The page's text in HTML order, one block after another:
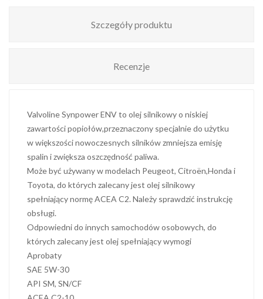
Szczegóły produktu
Recenzje
Valvoline Synpower ENV to olej silnikowy o niskiej
zawartości popiołów,przeznaczony specjalnie do użytku
w większości nowoczesnych silników zmniejsza emisję
spalin i zwiększa oszczędność paliwa.
Może być używany w modelach Peugeot, Citroën,Honda i
Toyota, do których zalecany jest olej silnikowy
spełniający normę ACEA C2. Należy sprawdzić instrukcję
obsługi.
Odpowiedni do innych samochodów osobowych, do
których zalecany jest olej spełniający wymogi
Aprobaty
SAE 5W-30
API SM, SN/CF